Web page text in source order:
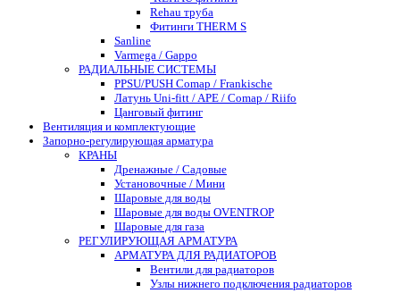
Rehau труба
Фитинги THERM S
Sanline
Varmega / Gappo
РАДИАЛЬНЫЕ СИСТЕМЫ
PPSU/PUSH Comap / Frankische
Латунь Uni-fitt / APE / Comap / Riifo
Цанговый фитинг
Вентиляция и комплектующие
Запорно-регулирующая арматура
КРАНЫ
Дренажные / Садовые
Установочные / Мини
Шаровые для воды
Шаровые для воды OVENTROP
Шаровые для газа
РЕГУЛИРУЮЩАЯ АРМАТУРА
АРМАТУРА ДЛЯ РАДИАТОРОВ
Вентили для радиаторов
Узлы нижнего подключения радиаторов